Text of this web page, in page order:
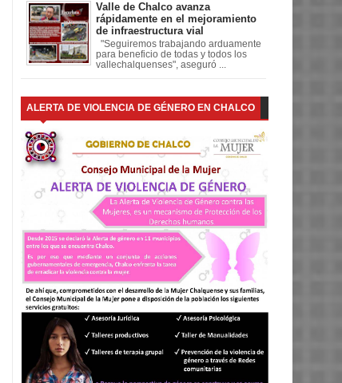
Valle de Chalco avanza
rápidamente en el mejoramiento
de infraestructura vial
"Seguiremos trabajando arduamente
para beneficio de todas y todos los
vallechalquenses", aseguró ...
ALERTA DE VIOLENCIA DE GÉNERO EN CHALCO